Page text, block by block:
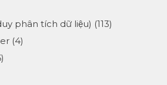
phân tích dữ liệu) (113)
(4)